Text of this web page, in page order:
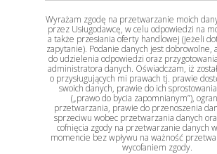
Wyrażam zgodę na przetwarzanie moich
przez Usługodawcę, w celu odpowiedzi na
a także przesłania oferty handlowej (jeżeli
zapytanie). Podanie danych jest dobrowolne,
do udzielenia odpowiedzi oraz
administratora danych. Oświadczam, iż
o przysługujących mi prawach tj. prawie
swoich danych, prawie do ich
(„prawo do bycia zapomnianym”),
przetwarzania, prawie do przenoszenia
sprzeciwu wobec przetwarzania danych
cofnięcia zgody na przetwarzanie danych
momencie bez wpływu na ważność
wycofaniem zgody.